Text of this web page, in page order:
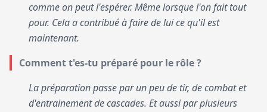
comme on peut l'espérer. Même lorsque l'on fait tout
pour. Cela a contribué à faire de lui ce qu'il est
maintenant.
Comment t'es-tu préparé pour le rôle ?
La préparation passe par un peu de tir, de combat et
d'entrainement de cascades. Et aussi par plusieurs